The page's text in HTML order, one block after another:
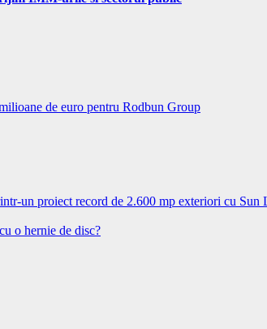
de euro pentru Rodbun Group
un proiect record de 2.600 mp exteriori cu Sun
o hernie de disc?